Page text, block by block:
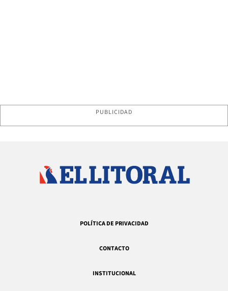
PUBLICIDAD
POLÍTICA DE PRIVACIDAD
CONTACTO
INSTITUCIONAL